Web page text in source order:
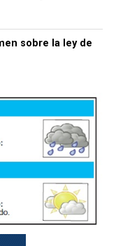
sobre la ley de